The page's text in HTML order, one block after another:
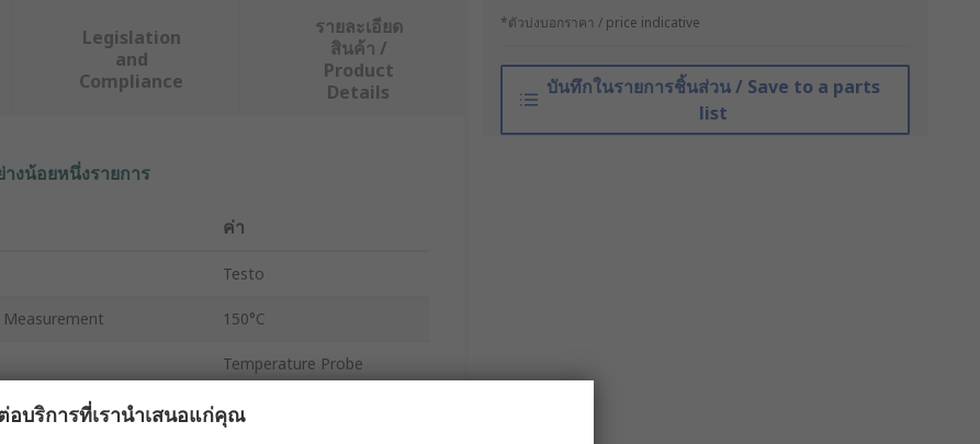
*ตัวบ่งบอกราคา / price indicative
บันทึกในรายการชิ้นส่วน / Save to a parts
list
Legislation
and
Compliance
รายละเอียด
สินค้า /
Product
Details
น้อยหนึ่งรายการ
ค่า
Testo
150°C
Temperature Probe
0615 2411
อบริการที่เรานำเสนอแก่คุณ